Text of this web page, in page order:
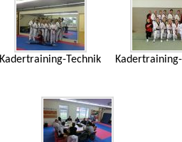
Kadertraining-Technik